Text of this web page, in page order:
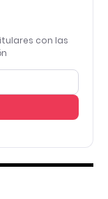
con las